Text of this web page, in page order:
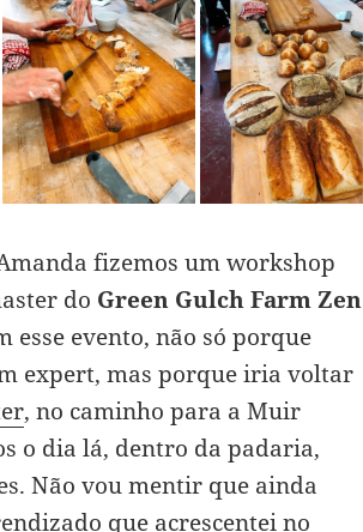
fizemos um workshop
do Green Gulch Farm Zen
esse evento, não só porque
expert, mas porque iria voltar
, no caminho para a Muir
o dia lá, dentro da padaria,
Não vou mentir que ainda
que acrescentei no